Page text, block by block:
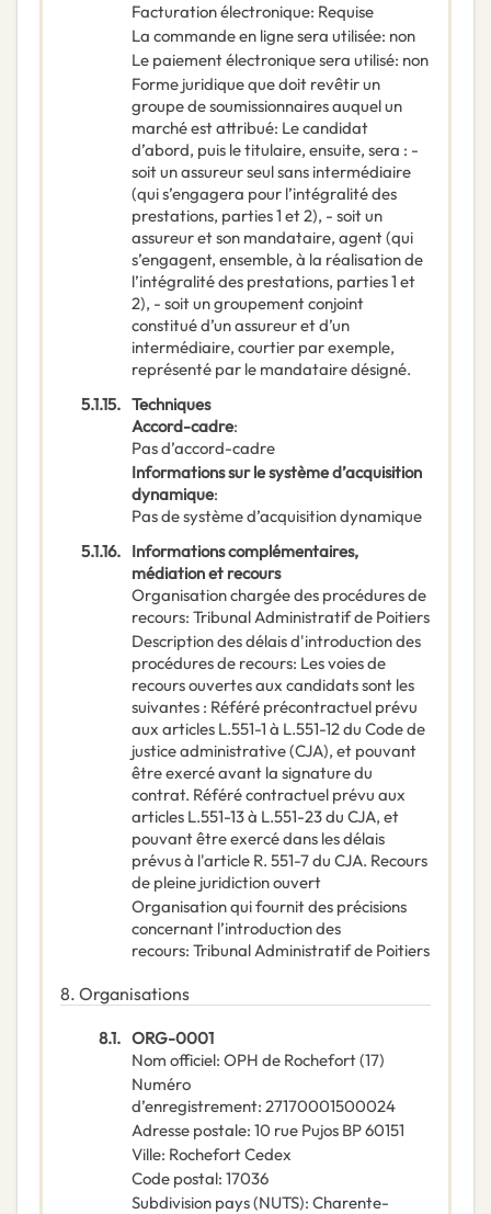
Facturation électronique: Requise
La commande en ligne sera utilisée: non
Le paiement électronique sera utilisé: non
Forme juridique que doit revêtir un
groupe de soumissionnaires auquel un
marché est attribué: Le candidat
d’abord, puis le titulaire, ensuite, sera : -
soit un assureur seul sans intermédiaire
(qui s’engagera pour l’intégralité des
prestations, parties 1 et 2), - soit un
assureur et son mandataire, agent (qui
s’engagent, ensemble, à la réalisation de
l’intégralité des prestations, parties 1 et
2), - soit un groupement conjoint
constitué d’un assureur et d’un
intermédiaire, courtier par exemple,
représenté par le mandataire désigné.
5.1.15. Techniques
Accord-cadre:
Pas d’accord-cadre
Informations sur le système d’acquisition
dynamique:
Pas de système d’acquisition dynamique
5.1.16. Informations complémentaires,
médiation et recours
Organisation chargée des procédures de
recours: Tribunal Administratif de Poitiers
Description des délais d'introduction des
procédures de recours: Les voies de
recours ouvertes aux candidats sont les
suivantes : Référé précontractuel prévu
aux articles L.551-1 à L.551-12 du Code de
justice administrative (CJA), et pouvant
être exercé avant la signature du
contrat. Référé contractuel prévu aux
articles L.551-13 à L.551-23 du CJA, et
pouvant être exercé dans les délais
prévus à l'article R. 551-7 du CJA. Recours
de pleine juridiction ouvert
Organisation qui fournit des précisions
concernant l’introduction des
recours: Tribunal Administratif de Poitiers
8. Organisations
8.1. ORG-0001
Nom officiel: OPH de Rochefort (17)
Numéro
d’enregistrement: 27170001500024
Adresse postale: 10 rue Pujos BP 60151
Ville: Rochefort Cedex
Code postal: 17036
Subdivision pays (NUTS): Charente-